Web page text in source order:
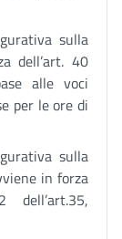
sulla
dell’art. 40
alle voci
per le ore di
sulla
in forza